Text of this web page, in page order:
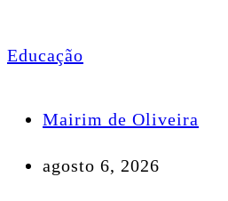
Educação
Mairim de Oliveira
agosto 6, 2026